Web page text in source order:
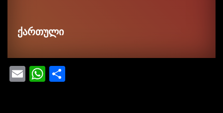
ქართული
EmailWhatsApp